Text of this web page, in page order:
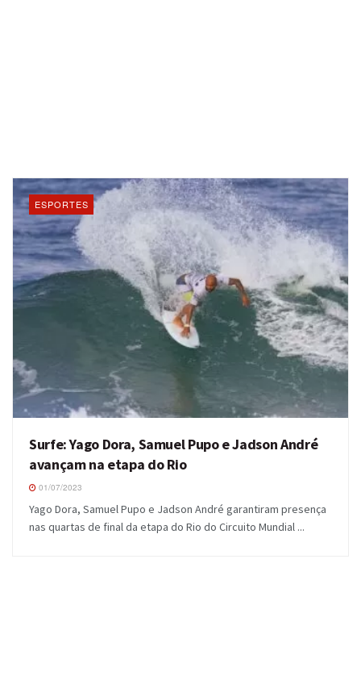
ESPORTES
Surfe: Yago Dora, Samuel Pupo e Jadson André
avançam na etapa do Rio
01/07/2023
Yago Dora, Samuel Pupo e Jadson André garantiram presença
nas quartas de final da etapa do Rio do Circuito Mundial ...